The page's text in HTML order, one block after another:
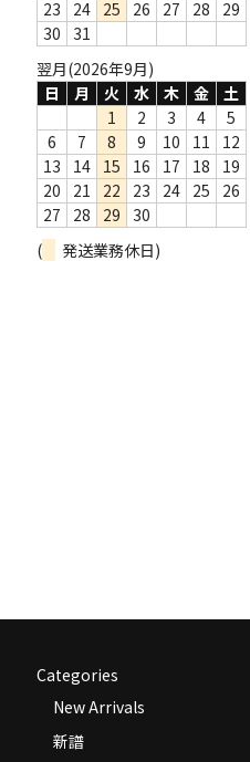
23
24 25 26 27 28
29
30
31
翌月(2026年9月)
日
月 火 水 木 金
土
1
2 3 4
5
6
7 8 9 10 11
12
13
14 15 16 17 18
19
20
21 22 23 24 25
26
27
28 29
30
(
発送業務休日)
Categories
New Arrivals
新譜